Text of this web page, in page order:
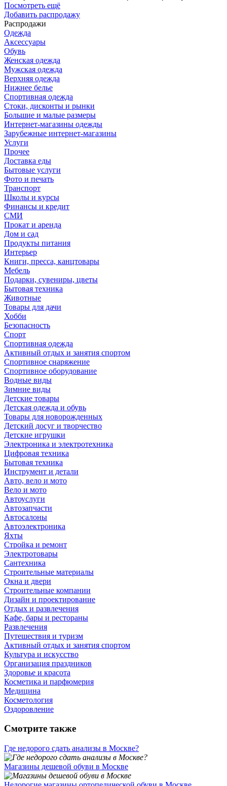
Посмотреть ещё
Добавить распродажу
Распродажи
Одежда
Аксессуары
Обувь
Женская одежда
Мужская одежда
Верхняя одежда
Нижнее белье
Спортивная одежда
Стоки, дисконты и рынки
Большие и малые размеры
Интернет-магазины одежды
Зарубежные интернет-магазины
Услуги
Прочее
Доставка еды
Бытовые услуги
Фото и печать
Транспорт
Школы и курсы
Финансы и кредит
СМИ
Прокат и аренда
Дом и сад
Продукты питания
Интерьер
Книги, пресса, канцтовары
Мебель
Подарки, сувениры, цветы
Бытовая техника
Животные
Товары для дачи
Хобби
Безопасность
Спорт
Спортивная одежда
Активный отдых и занятия спортом
Спортивное снаряжение
Спортивное оборудование
Водные виды
Зимние виды
Детские товары
Детская одежда и обувь
Товары для новорожденных
Детский досуг и творчество
Детские игрушки
Электроника и электротехника
Цифровая техника
Бытовая техника
Инструмент и детали
Авто, вело и мото
Вело и мото
Автоуслуги
Автозапчасти
Автосалоны
Автоэлектроника
Яхты
Стройка и ремонт
Электротовары
Сантехника
Строительные материалы
Окна и двери
Строительные компании
Дизайн и проектирование
Отдых и развлечения
Кафе, бары и рестораны
Развлечения
Путешествия и туризм
Активный отдых и занятия спортом
Культура и искусство
Организация праздников
Здоровье и красота
Косметика и парфюмерия
Медицина
Косметология
Оздоровление
Смотрите также
Где недорого сдать анализы в Москве?
Магазины дешевой обуви в Москве